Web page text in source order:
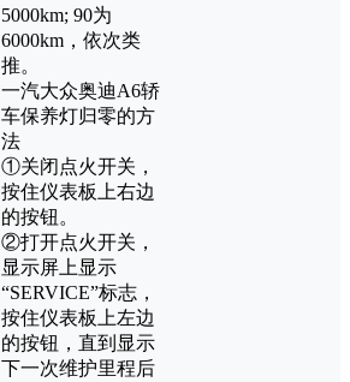
5000km; 90为
6000km，依次类
推。
一汽大众奥迪A6轿
车保养灯归零的方
法
①关闭点火开关，
按住仪表板上右边
的按钮。
②打开点火开关，
显示屏上显示
“SERVICE”标志，
按住仪表板上左边
的按钮，直到显示
下一次维护里程后